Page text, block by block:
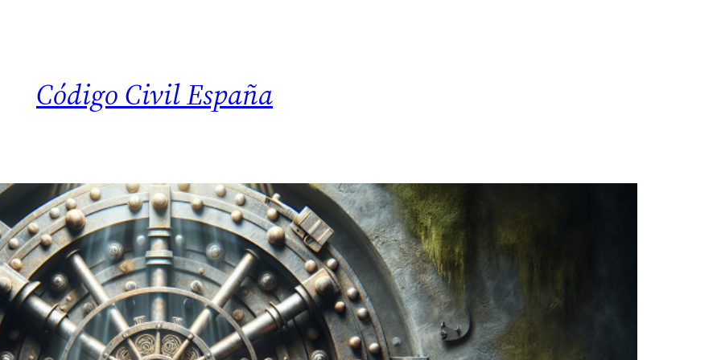
Código Civil España